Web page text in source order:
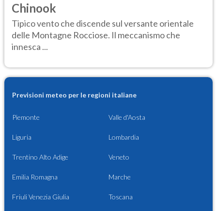
Chinook
Tipico vento che discende sul versante orientale
delle Montagne Rocciose. Il meccanismo che
innesca ...
Previsioni meteo per le regioni italiane
Piemonte Valle d'Aosta
Liguria Lombardia
Trentino Alto Adige Veneto
Emilia Romagna Marche
Friuli Venezia Giulia Toscana